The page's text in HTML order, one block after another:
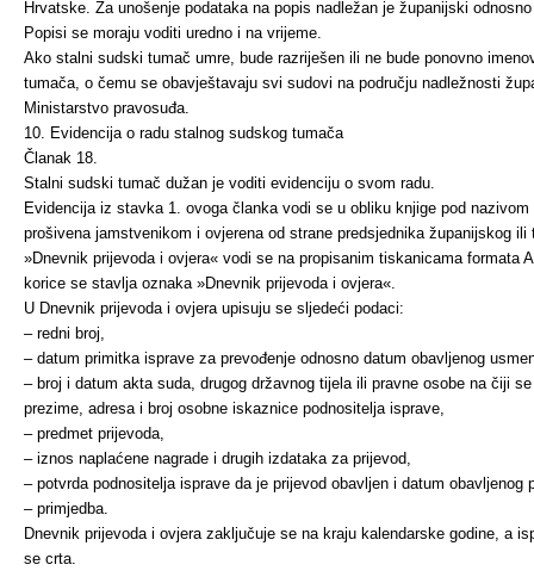
Hrvatske. Za unošenje podataka na popis nadležan je županijski
Popisi se moraju voditi uredno i na vrijeme.
Ako stalni sudski tumač umre, bude razriješen ili ne bude ponovno
tumača, o čemu se obavještavaju svi sudovi na području nadležnosti
Ministarstvo pravosuđa.
10. Evidencija o radu stalnog sudskog tumača
Članak 18.
Stalni sudski tumač dužan je voditi evidenciju o svom radu.
Evidencija iz stavka 1. ovoga članka vodi se u obliku knjige pod
prošivena jamstvenikom i ovjerena od strane predsjednika županijskog ili
»Dnevnik prijevoda i ovjera« vodi se na propisanim tiskanicama formata
korice se stavlja oznaka »Dnevnik prijevoda i ovjera«.
U Dnevnik prijevoda i ovjera upisuju se sljedeći podaci:
– redni broj,
– datum primitka isprave za prevođenje odnosno datum obav­ljenog
– broj i datum akta suda, drugog državnog tijela ili pravne osobe na čiji
prezime, adresa i broj osobne iskaznice podnositelja isprave,
– predmet prijevoda,
– iznos naplaćene nagrade i drugih izdataka za prijevod,
– potvrda podnositelja isprave da je prijevod obavljen i datum obavljenog
– primjedba.
Dnevnik prijevoda i ovjera zaključuje se na kraju kalendarske godine, a
se crta.